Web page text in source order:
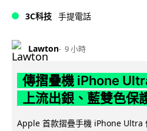
3C科技 手提電話
Lawton 9 小時
傳摺疊機 iPhone
上流出銀、藍雙色保
Apple 首款摺疊手機 iPhone Ultra